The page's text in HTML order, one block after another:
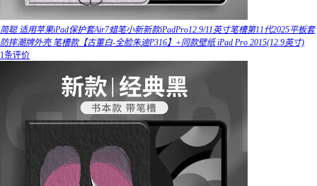
简聪 适用苹果iPad保护套Air7蜡笔小新新款iPadPro12.9/11英寸笔槽第11代2025平板套
防摔潮牌外壳 笔槽款【古董白-全脸朱迪P316】+同款壁纸 iPad Pro 2015(12.9英寸)
1条评价